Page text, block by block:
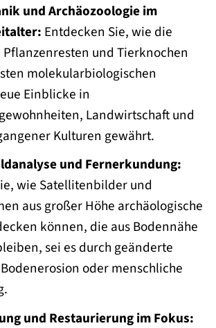
und Archäozoologie im
Entdecken Sie, wie die
Pflanzenresten und Tierknochen
molekularbiologischen
Einblicke in
Landwirtschaft und
Kulturen gewährt.
und Fernerkundung:
wie Satellitenbilder und
aus großer Höhe archäologische
können, die aus Bodennähe
sei es durch geänderte
oder menschliche
und Restaurierung im Fokus: